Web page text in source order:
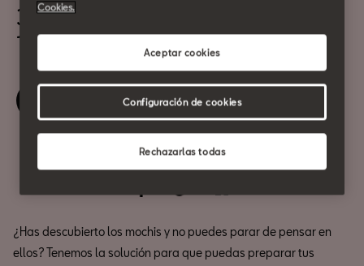
3 de Febrero
12:30h
Reserva tu entrada
Compartir
¿Has descubierto los mochis y no puedes parar de pensar en
ellos? Tenemos la solución para que puedas preparar tus
Cookies.
Rechazarlas todas
Aceptar cookies
Configuración de cookies